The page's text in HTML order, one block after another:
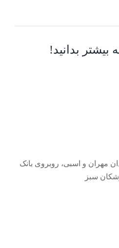
بیشتر بدانید!
مهران و اسبی، روبروی بانک
سبز